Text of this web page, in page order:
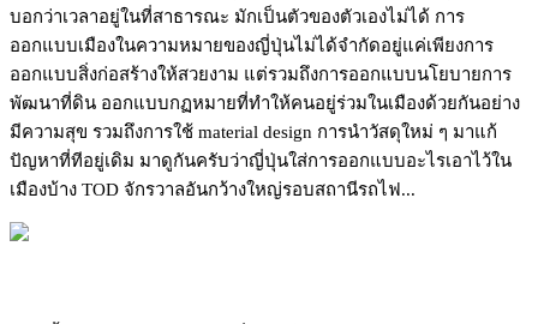
บอกว่าเวลาอยู่ในที่สาธารณะ มักเป็นตัวของตัวเองไม่ได้ การ
ออกแบบเมืองในความหมายของญี่ปุ่นไม่ได้จำกัดอยู่แค่เพียงการ
ออกแบบสิ่งก่อสร้างให้สวยงาม แต่รวมถึงการออกแบบนโยบายการ
พัฒนาที่ดิน ออกแบบกฏหมายที่ทำให้คนอยู่ร่วมในเมืองด้วยกันอย่าง
มีความสุข รวมถึงการใช้ material design การนำวัสดุใหม่ ๆ มาแก้
ปัญหาที่ทีอยู่เดิม มาดูกันครับว่าญี่ปุ่นใส่การออกแบบอะไรเอาไว้ใน
เมืองบ้าง TOD จักรวาลอันกว้างใหญ่รอบสถานีรถไฟ...